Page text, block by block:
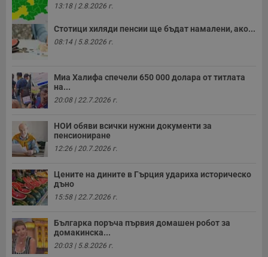
13:18 | 2.8.2026 г.
Стотици хиляди пенсии ще бъдат намалени, ако...
08:14 | 5.8.2026 г.
Миа Халифа спечели 650 000 долара от титлата
на...
20:08 | 22.7.2026 г.
НОИ обяви всички нужни документи за
пенсиониране
12:26 | 20.7.2026 г.
Цените на дините в Гърция удариха историческо
дъно
15:58 | 22.7.2026 г.
Българка поръча първия домашен робот за
домакинска...
20:03 | 5.8.2026 г.